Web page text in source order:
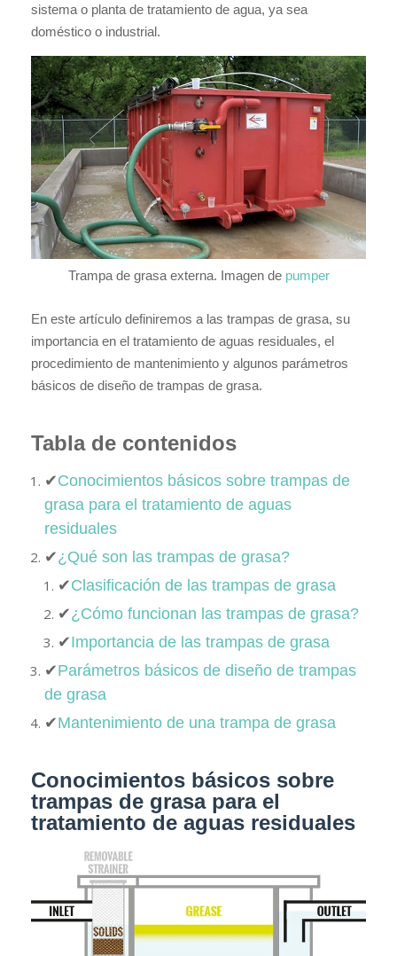
sistema o planta de tratamiento de agua, ya sea
doméstico o industrial.
Trampa de grasa externa. Imagen de pumper
En este artículo definiremos a las trampas de grasa, su
importancia en el tratamiento de aguas residuales, el
procedimiento de mantenimiento y algunos parámetros
básicos de diseño de trampas de grasa.
Tabla de contenidos
✔Conocimientos básicos sobre trampas de
grasa para el tratamiento de aguas
residuales
✔¿Qué son las trampas de grasa?
✔Clasificación de las trampas de grasa
✔¿Cómo funcionan las trampas de grasa?
✔Importancia de las trampas de grasa
✔Parámetros básicos de diseño de trampas
de grasa
✔Mantenimiento de una trampa de grasa
Conocimientos básicos sobre
trampas de grasa para el
tratamiento de aguas residuales